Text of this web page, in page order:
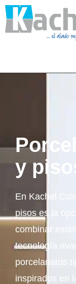
y
En Kachel
pisos es la
combinar
tecnología
porcelanatos
inspirados en